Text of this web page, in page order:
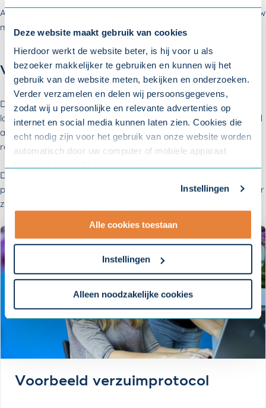
Deze website maakt gebruik van cookies
Hierdoor werkt de website beter, is hij voor u als
bezoeker makkelijker te gebruiken en kunnen wij het
gebruik van de website meten, bekijken en onderzoeken.
Verder verzamelen en delen wij persoonsgegevens,
zodat wij u persoonlijke en relevante advertenties op
internet en social media kunnen laten zien. Cookies die
echt nodig zijn voor het gebruik van onze website worden
automatisch door uw computer of mobiele apparaat
aanpassen. Met uw toestemming delen wij uw gegevens
- Lees hier onzeprivacyverklaringen onze
Om uw toestemmingsvoorkeur te wijzigen, klikt u op
Instellingen
Alle cookies toestaan
Instellingen
Alleen noodzakelijke cookies
Als er verschil van mening is over wat passende arbeid is, kan uw
medewerker bij UWV een
deskundigenoordeel
Vraag altijd advies
De regels over het inzetten en uitvoeren van een
loonopschorting of loonstop zijn ingewikkeld. Vraag vooraf altijd
advies en ondersteuning van een juridisch adviseur of uw
rechtsbijstandverzekering.
Door het opstellen van een duidelijk
problemen te voorkomen. Hierin vermeldt u hoe uw medewerker
zich moet ziek melden en de regels die daarbij horen.
Voorbeeld verzuimprotocol